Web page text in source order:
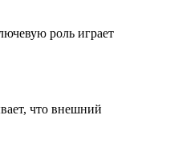
роль играет
что внешний